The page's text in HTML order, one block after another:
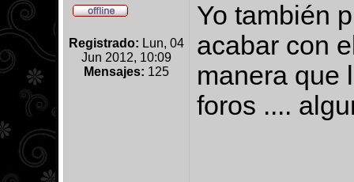
Registrado: Lun, 04
Jun 2012, 10:09
Mensajes: 125
Yo también
acabar con
manera que
foros ....